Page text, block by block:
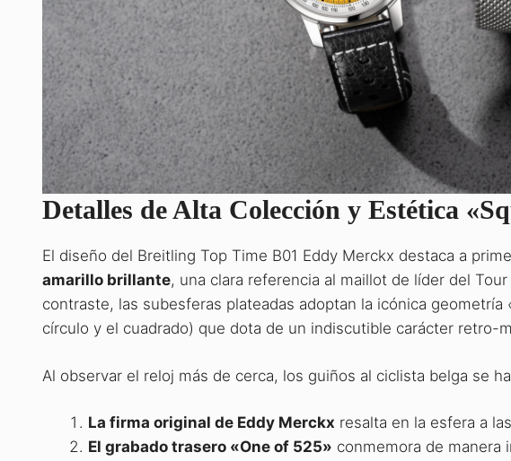
Detalles de Alta Colección y Estética
El diseño del Breitling Top Time B01 Eddy Merckx destaca a
amarillo brillante, una clara referencia al maillot de líder del
contraste, las subesferas plateadas adoptan la icónica geometría
círculo y el cuadrado) que dota de un indiscutible carácter retro-
Al observar el reloj más de cerca, los guiños al ciclista belga se
La firma original de Eddy Merckx resalta en la esfera a
El grabado trasero «One of 525» conmemora de manera